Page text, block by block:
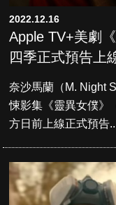
2022.12.16
Apple TV+美劇
四季正式預告上
奈沙馬蘭（M. Night
悚影集《靈異女僕》
方日前上線正式預告